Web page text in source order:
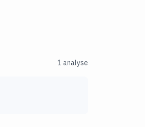
1 analyse